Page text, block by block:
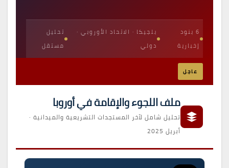
6 بنود
إخبارية
بلجيكا · الاتحاد الأوروبي ·
دولي
تحليل
مستقل
عاجل
ملف اللجوء والإقامة في أوروبا
تحليل شامل لآخر المستجدات التشريعية والميدانية ·
أبريل 2025